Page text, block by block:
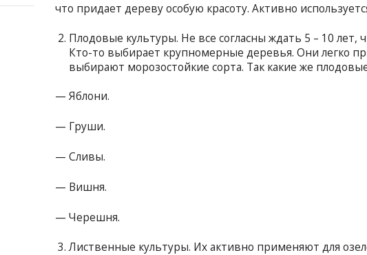
что придает дереву особую красоту. Активно
Плодовые культуры. Не все согласны ждать 5 – 10
Кто-то выбирает крупномерные деревья. Они легко
выбирают морозостойкие сорта. Так какие же
— Яблони.
— Груши.
— Сливы.
— Вишня.
— Черешня.
Лиственные культуры. Их активно применяют для